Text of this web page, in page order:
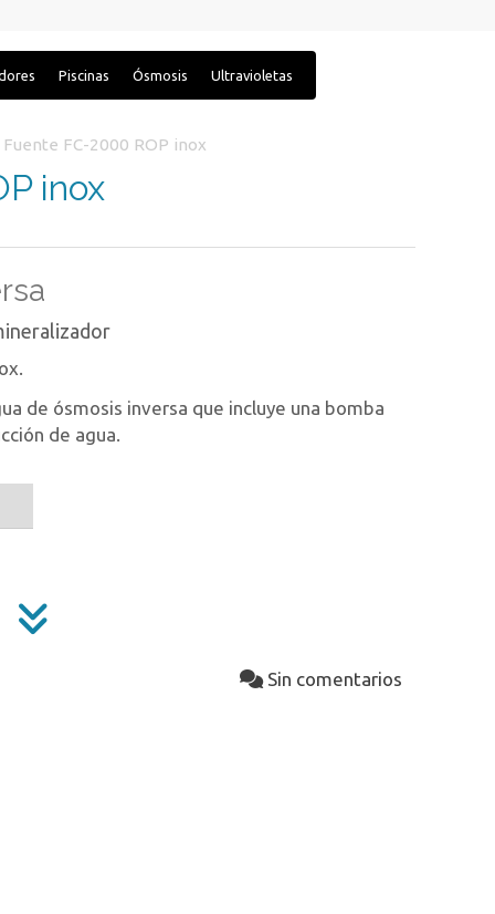
Piscinas Ósmosis Ultravioletas
Fuente FC-2000 ROP inox
inox
de ósmosis inversa que incluye una bomba
de agua.
Sin comentarios